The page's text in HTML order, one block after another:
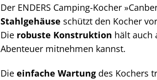
Der ENDERS Camping-Kocher
Stahlgehäuse schützt den Kocher
Die robuste Konstruktion hält auch
Abenteuer mitnehmen kannst.
Dieeinfache Wartung des Kochers